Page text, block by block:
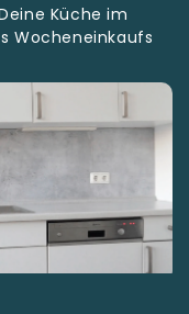
Küche im
Wocheneinkaufs